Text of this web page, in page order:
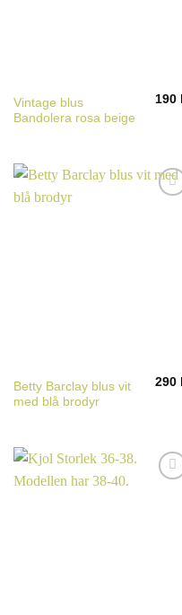
Vintage blus
Bandolera rosa beige
190
Betty Barclay blus vit
med blå brodyr
290